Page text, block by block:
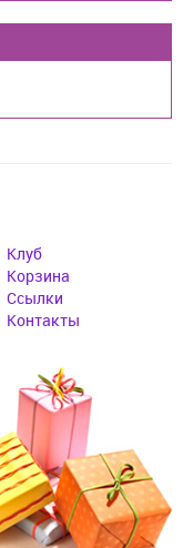
Клуб
Корзина
Cсылки
Контакты